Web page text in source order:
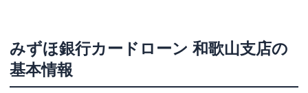
みずほ銀行カードローン 和歌山支店の
基本情報